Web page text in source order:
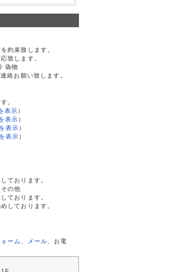
約束致します。
致します。
偽物
絡お願い致します。
。
表示 ）
表示 ）
表示 ）
表示 ）
ております。
その他
ております。
しております。
ーム メール 、お電